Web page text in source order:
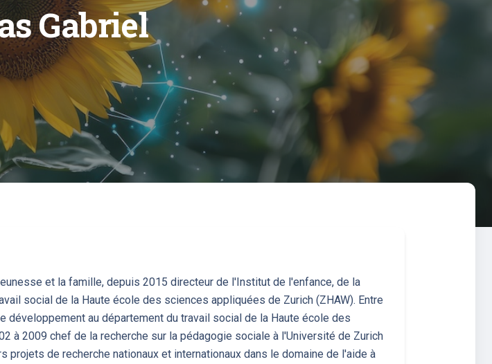
Gabriel
et la famille, depuis 2015 directeur de l'Institut de l'enfance, de la
social de la Haute école des sciences appliquées de Zurich (ZHAW). Entre
développement au département du travail social de la Haute école des
à 2009 chef de la recherche sur la pédagogie sociale à l'Université de Zurich
projets de recherche nationaux et internationaux dans le domaine de l'aide à